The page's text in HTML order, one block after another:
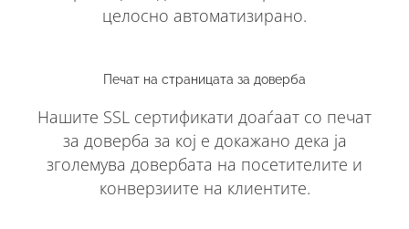
целосно автоматизирано.
Печат на страницата за доверба
Нашите SSL сертификати доаѓаат со печат
за доверба за кој е докажано дека ја
зголемува довербата на посетителите и
конверзиите на клиентите.